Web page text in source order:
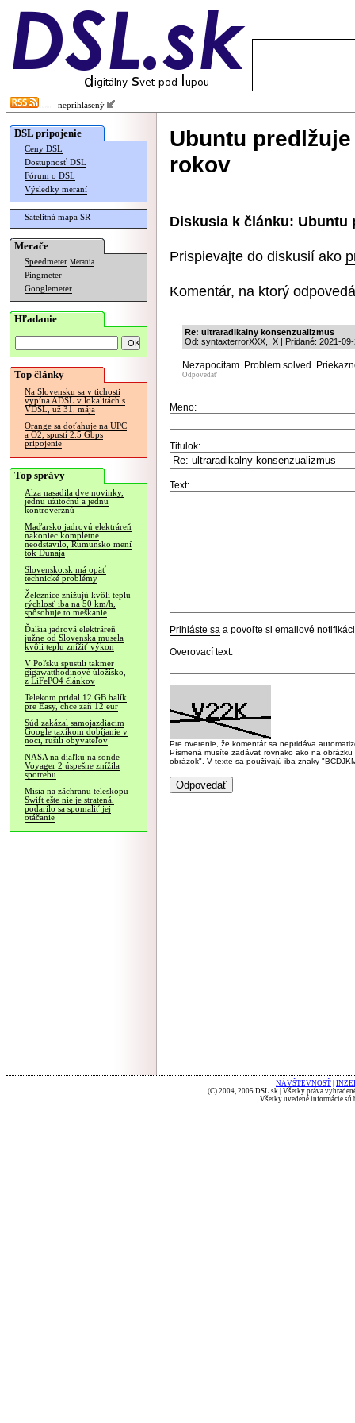
neprihlásený
DSL pripojenie
Ceny DSL
Dostupnosť DSL
Fórum o DSL
Výsledky meraní
Satelitná mapa SR
Merače
Speedmeter Merania
Pingmeter
Googlemeter
Hľadanie
Top články
Na Slovensku sa v tichosti
vypína ADSL v lokalitách s
VDSL, už 31. mája
Orange sa doťahuje na UPC
a O2, spustí 2.5 Gbps
pripojenie
Top správy
Alza nasadila dve novinky,
jednu užitočnú a jednu
kontroverznú
Maďarsko jadrovú elektráreň
nakoniec kompletne
neodstavilo, Rumunsko mení
tok Dunaja
Slovensko.sk má opäť
technické problémy
Železnice znižujú kvôli teplu
rýchlosť iba na 50 km/h,
spôsobuje to meškanie
Ďalšia jadrová elektráreň
južne od Slovenska musela
kvôli teplu znížiť výkon
V Poľsku spustili takmer
gigawatthodinové úložisko,
z LiFePO4 článkov
Telekom pridal 12 GB balík
pre Easy, chce zaň 12 eur
Súd zakázal samojazdiacim
Google taxíkom dobíjanie v
noci, rušili obyvateľov
NASA na diaľku na sonde
Voyager 2 úspešne znížila
spotrebu
Misia na záchranu teleskopu
Swift ešte nie je stratená,
podarilo sa spomaliť jej
otáčanie
Ubuntu
rokov
Diskusia k článku: Ubuntu
Prispievajte do diskusií ako
Komentár, na ktorý
Re: ultraradikalny konsenzualizmus
Od: syntaxterrorXXX,. X | Pridané: 2021-
Nezapocitam. Problem solved.
Odpovedať
Meno:
Titulok:
Text:
Prihláste sa a povoľte si emailové
Overovací text:
Pre overenie, že komentár sa nepridáva
Písmená musíte zadávať rovnako ako na
obrázok". V texte sa používajú iba znaky
NÁVŠTEVNOSŤ
(C) 2004, 2005 DSL.sk | Všetky práva
Všetky uvedené informácie sú